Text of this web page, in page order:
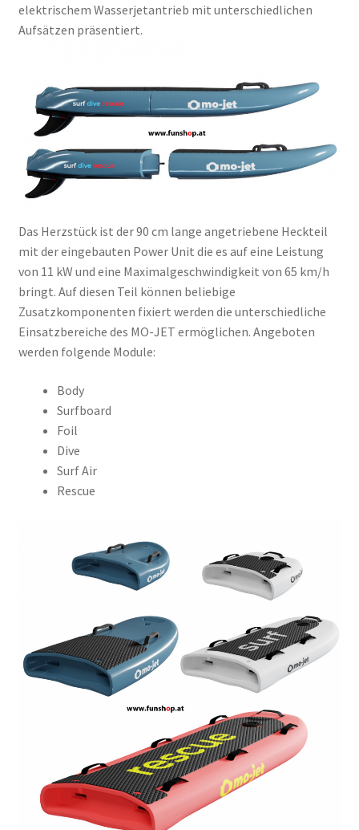
elektrischem Wasserjetantrieb mit unterschiedlichen
Aufsätzen präsentiert.
Das Herzstück ist der 90 cm lange angetriebene Heckteil
mit der eingebauten Power Unit die es auf eine Leistung
von 11 kW und eine Maximalgeschwindigkeit von 65 km/h
bringt. Auf diesen Teil können beliebige
Zusatzkomponenten fixiert werden die unterschiedliche
Einsatzbereiche des MO-JET ermöglichen. Angeboten
werden folgende Module:
Body
Surfboard
Foil
Dive
Surf Air
Rescue